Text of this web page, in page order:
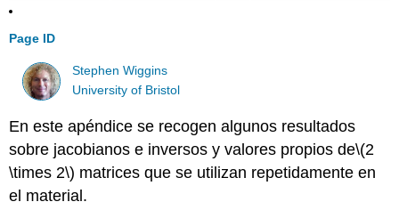
Page ID
Stephen Wiggins
University of Bristol
En este apéndice se recogen algunos resultados
sobre jacobianos e inversos y valores propios de\(2
\times 2\) matrices que se utilizan repetidamente en
el material.